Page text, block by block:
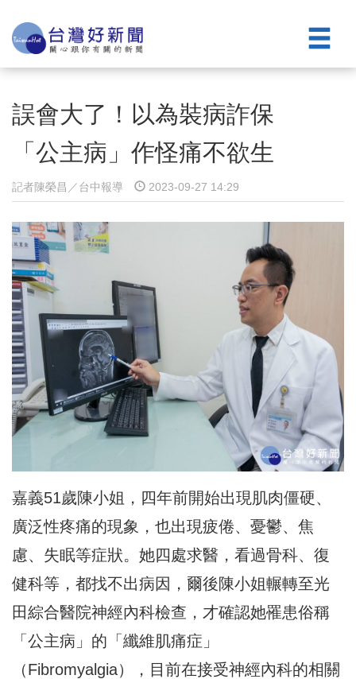
誤會大了！以為裝病詐保
「公主病」作怪痛不欲生
記者陳榮昌／台中報導 2023-09-27 14:29
嘉義51歲陳小姐，四年前開始出現肌肉僵硬、
廣泛性疼痛的現象，也出現疲倦、憂鬱、焦
慮、失眠等症狀。她四處求醫，看過骨科、復
健科等，都找不出病因，爾後陳小姐輾轉至光
田綜合醫院神經內科檢查，才確認她罹患俗稱
「公主病」的「纖維肌痛症」
（Fibromyalgia），目前在接受神經內科的相關